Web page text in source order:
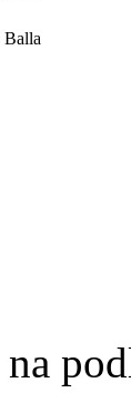
Balla